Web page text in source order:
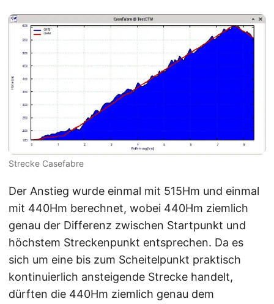
Strecke Casefabre
Der Anstieg wurde einmal mit 515Hm und einmal
mit 440Hm berechnet, wobei 440Hm ziemlich
genau der Differenz zwischen Startpunkt und
höchstem Streckenpunkt entsprechen. Da es
sich um eine bis zum Scheitelpunkt praktisch
kontinuierlich ansteigende Strecke handelt,
dürften die 440Hm ziemlich genau dem